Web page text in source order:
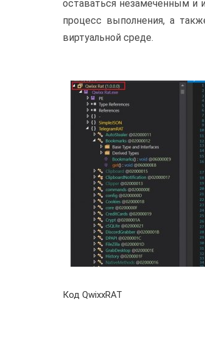
оставаться незамеченным и
процесс выполнения, а
виртуальной среде.
Код QwixxRAT